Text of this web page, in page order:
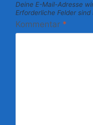
Deine E-Mail-Adresse
Erforderliche Felder sind
Kommentar *